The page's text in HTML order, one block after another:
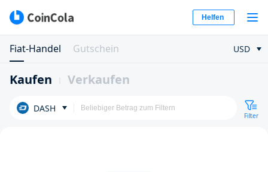
Helfen
Fiat-Handel Gutschein USD
Kaufen Verkaufen
DASH
Filter